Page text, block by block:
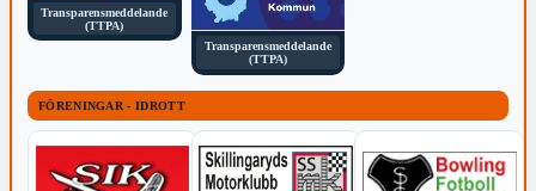
Transparensmeddelande
(TTPA)
Transparensmeddelande
(TTPA)
FÖRENINGAR - IDROTT